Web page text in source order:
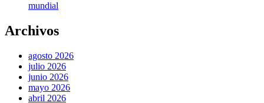
mundial
Archivos
agosto 2026
julio 2026
junio 2026
mayo 2026
abril 2026